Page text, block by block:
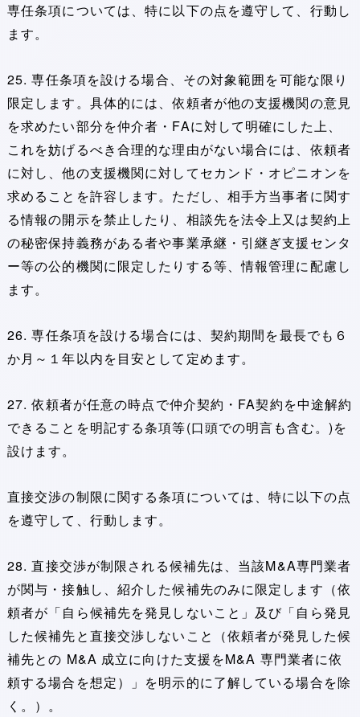
専任条項については、特に以下の点を遵守して、行動し
ます。
25. 専任条項を設ける場合、その対象範囲を可能な限り
限定します。具体的には、依頼者が他の支援機関の意見
を求めたい部分を仲介者・FAに対して明確にした上、
これを妨げるべき合理的な理由がない場合には、依頼者
に対し、他の支援機関に対してセカンド・オピニオンを
求めることを許容します。ただし、相手方当事者に関す
る情報の開示を禁止したり、相談先を法令上又は契約上
の秘密保持義務がある者や事業承継・引継ぎ支援センタ
ー等の公的機関に限定したりする等、情報管理に配慮し
ます。
26. 専任条項を設ける場合には、契約期間を最長でも６
か月～１年以内を目安として定めます。
27. 依頼者が任意の時点で仲介契約・FA契約を中途解約
できることを明記する条項等(口頭での明言も含む。)を
設けます。
直接交渉の制限に関する条項については、特に以下の点
を遵守して、行動します。
28. 直接交渉が制限される候補先は、当該M&A専門業者
が関与・接触し、紹介した候補先のみに限定します（依
頼者が「自ら候補先を発見しないこと」及び「自ら発見
した候補先と直接交渉しないこと（依頼者が発見した候
補先との M&A 成立に向けた支援をM&A 専門業者に依
頼する場合を想定）」を明示的に了解している場合を除
く。）。